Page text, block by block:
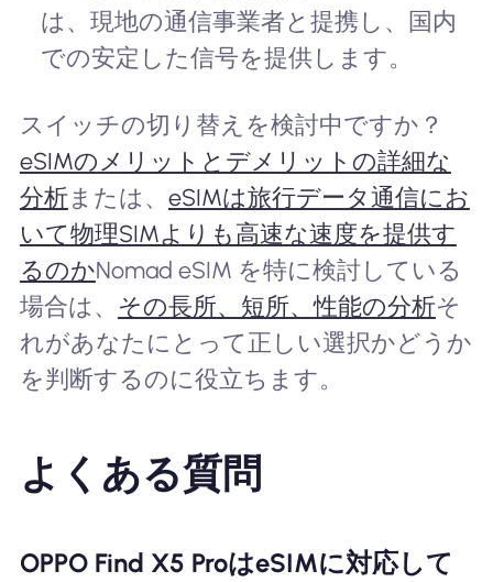
は、現地の通信事業者と提携し、国内
での安定した信号を提供します。
スイッチの切り替えを検討中ですか？
eSIMのメリットとデメリットの詳細な
分析または、 eSIMは旅行データ通信にお
いて物理SIMよりも高速な速度を提供す
るのかNomad eSIM を特に検討している
場合は、 その長所、短所、性能の分析そ
れがあなたにとって正しい選択かどうか
を判断するのに役立ちます。
よくある質問
OPPO Find X5 ProはeSIMに対応して